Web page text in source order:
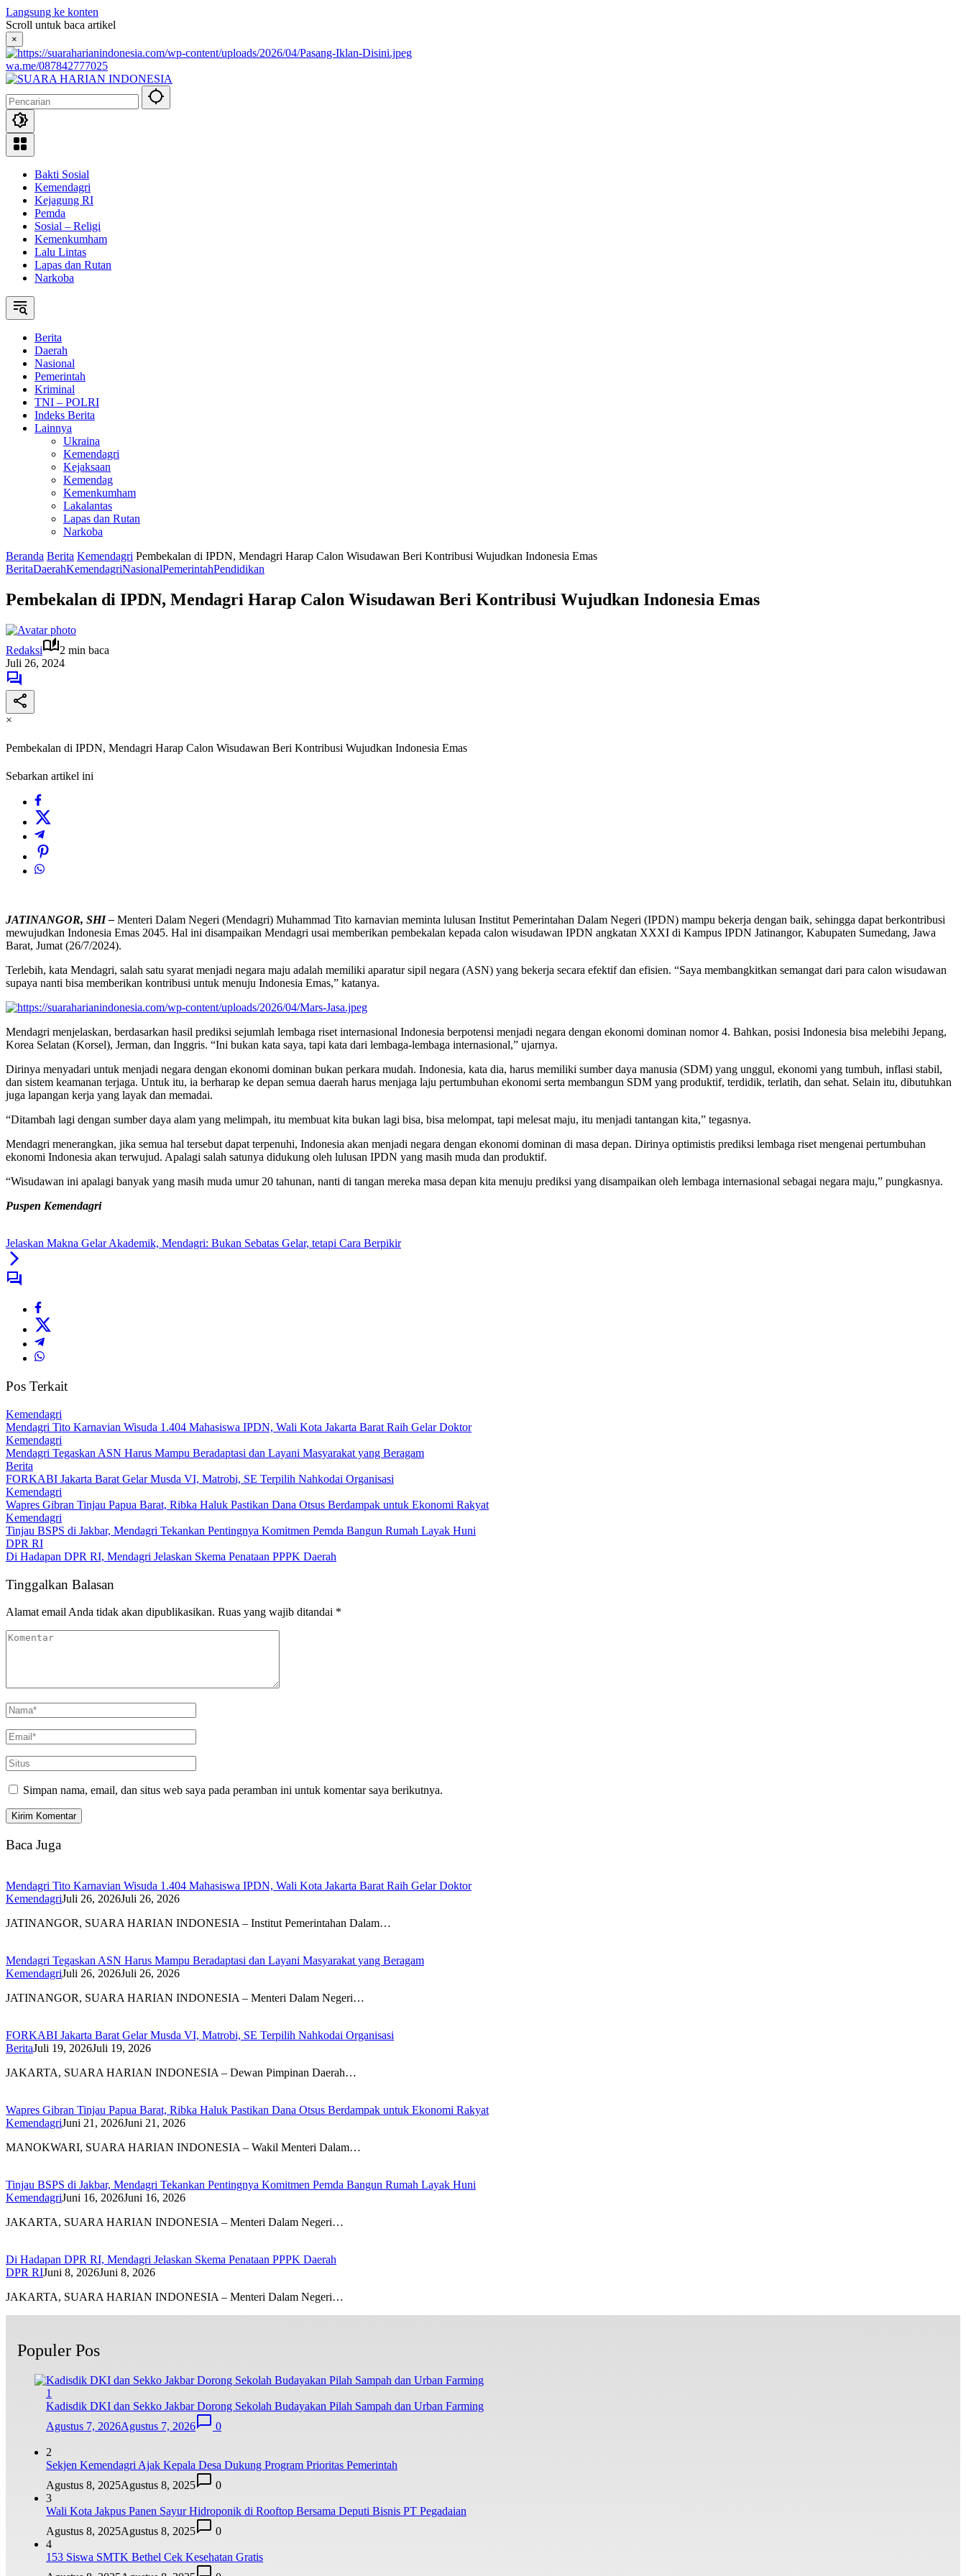
Langsung ke konten
Scroll untuk baca artikel
×
wa.me/087842777025
Bakti Sosial
Kemendagri
Kejagung RI
Pemda
Sosial – Religi
Kemenkumham
Lalu Lintas
Lapas dan Rutan
Narkoba
Berita
Daerah
Nasional
Pemerintah
Kriminal
TNI – POLRI
Indeks Berita
Lainnya
Ukraina
Kemendagri
Kejaksaan
Kemendag
Kemenkumham
Lakalantas
Lapas dan Rutan
Narkoba
Beranda Berita Kemendagri Pembekalan di IPDN, Mendagri Harap Calon Wisudawan Beri Kontribusi Wujudkan Indonesia Emas
BeritaDaerahKemendagriNasionalPemerintahPendidikan
Pembekalan di IPDN, Mendagri Harap Calon Wisudawan Beri Kontribusi Wujudkan Indonesia Emas
Redaksi
2 min baca
Juli 26, 2024
×
Pembekalan di IPDN, Mendagri Harap Calon Wisudawan Beri Kontribusi Wujudkan Indonesia Emas
Sebarkan artikel ini
JATINANGOR, SHI – Menteri Dalam Negeri (Mendagri) Muhammad Tito karnavian meminta lulusan Institut Pemerintahan Dalam Negeri (IPDN) mampu bekerja dengan baik, sehingga dapat berkontribusi
mewujudkan Indonesia Emas 2045. Hal ini disampaikan Mendagri usai memberikan pembekalan kepada calon wisudawan IPDN angkatan XXXI di Kampus IPDN Jatinangor, Kabupaten Sumedang, Jawa
Barat, Jumat (26/7/2024).
Terlebih, kata Mendagri, salah satu syarat menjadi negara maju adalah memiliki aparatur sipil negara (ASN) yang bekerja secara efektif dan efisien. “Saya membangkitkan semangat dari para calon wisudawan
supaya nanti bisa memberikan kontribusi untuk menuju Indonesia Emas,” katanya.
Mendagri menjelaskan, berdasarkan hasil prediksi sejumlah lembaga riset internasional Indonesia berpotensi menjadi negara dengan ekonomi dominan nomor 4. Bahkan, posisi Indonesia bisa melebihi Jepang,
Korea Selatan (Korsel), Jerman, dan Inggris. “Ini bukan kata saya, tapi kata dari lembaga-lembaga internasional,” ujarnya.
Dirinya menyadari untuk menjadi negara dengan ekonomi dominan bukan perkara mudah. Indonesia, kata dia, harus memiliki sumber daya manusia (SDM) yang unggul, ekonomi yang tumbuh, inflasi stabil,
dan sistem keamanan terjaga. Untuk itu, ia berharap ke depan semua daerah harus menjaga laju pertumbuhan ekonomi serta membangun SDM yang produktif, terdidik, terlatih, dan sehat. Selain itu, dibutuhkan
juga lapangan kerja yang layak dan memadai.
“Ditambah lagi dengan sumber daya alam yang melimpah, itu membuat kita bukan lagi bisa, bisa melompat, tapi melesat maju, itu menjadi tantangan kita,” tegasnya.
Mendagri menerangkan, jika semua hal tersebut dapat terpenuhi, Indonesia akan menjadi negara dengan ekonomi dominan di masa depan. Dirinya optimistis prediksi lembaga riset mengenai pertumbuhan
ekonomi Indonesia akan terwujud. Apalagi salah satunya didukung oleh lulusan IPDN yang masih muda dan produktif.
“Wisudawan ini apalagi banyak yang masih muda umur 20 tahunan, nanti di tangan mereka masa depan kita menuju prediksi yang disampaikan oleh lembaga internasional sebagai negara maju,” pungkasnya.
Puspen Kemendagri
Jelaskan Makna Gelar Akademik, Mendagri: Bukan Sebatas Gelar, tetapi Cara Berpikir
Pos Terkait
Kemendagri
Mendagri Tito Karnavian Wisuda 1.404 Mahasiswa IPDN, Wali Kota Jakarta Barat Raih Gelar Doktor
Kemendagri
Mendagri Tegaskan ASN Harus Mampu Beradaptasi dan Layani Masyarakat yang Beragam
Berita
FORKABI Jakarta Barat Gelar Musda VI, Matrobi, SE Terpilih Nahkodai Organisasi
Kemendagri
Wapres Gibran Tinjau Papua Barat, Ribka Haluk Pastikan Dana Otsus Berdampak untuk Ekonomi Rakyat
Kemendagri
Tinjau BSPS di Jakbar, Mendagri Tekankan Pentingnya Komitmen Pemda Bangun Rumah Layak Huni
DPR RI
Di Hadapan DPR RI, Mendagri Jelaskan Skema Penataan PPPK Daerah
Tinggalkan Balasan
Alamat email Anda tidak akan dipublikasikan. Ruas yang wajib ditandai *
Simpan nama, email, dan situs web saya pada peramban ini untuk komentar saya berikutnya.
Baca Juga
Mendagri Tito Karnavian Wisuda 1.404 Mahasiswa IPDN, Wali Kota Jakarta Barat Raih Gelar Doktor
KemendagriJuli 26, 2026Juli 26, 2026
JATINANGOR, SUARA HARIAN INDONESIA – Institut Pemerintahan Dalam…
Mendagri Tegaskan ASN Harus Mampu Beradaptasi dan Layani Masyarakat yang Beragam
KemendagriJuli 26, 2026Juli 26, 2026
JATINANGOR, SUARA HARIAN INDONESIA – Menteri Dalam Negeri…
FORKABI Jakarta Barat Gelar Musda VI, Matrobi, SE Terpilih Nahkodai Organisasi
BeritaJuli 19, 2026Juli 19, 2026
JAKARTA, SUARA HARIAN INDONESIA – Dewan Pimpinan Daerah…
Wapres Gibran Tinjau Papua Barat, Ribka Haluk Pastikan Dana Otsus Berdampak untuk Ekonomi Rakyat
KemendagriJuni 21, 2026Juni 21, 2026
MANOKWARI, SUARA HARIAN INDONESIA – Wakil Menteri Dalam…
Tinjau BSPS di Jakbar, Mendagri Tekankan Pentingnya Komitmen Pemda Bangun Rumah Layak Huni
KemendagriJuni 16, 2026Juni 16, 2026
JAKARTA, SUARA HARIAN INDONESIA – Menteri Dalam Negeri…
Di Hadapan DPR RI, Mendagri Jelaskan Skema Penataan PPPK Daerah
DPR RIJuni 8, 2026Juni 8, 2026
JAKARTA, SUARA HARIAN INDONESIA – Menteri Dalam Negeri…
Populer Pos
1
Kadisdik DKI dan Sekko Jakbar Dorong Sekolah Budayakan Pilah Sampah dan Urban Farming
Agustus 7, 2026Agustus 7, 2026 0
2
Sekjen Kemendagri Ajak Kepala Desa Dukung Program Prioritas Pemerintah
Agustus 8, 2025Agustus 8, 2025
0
3
Wali Kota Jakpus Panen Sayur Hidroponik di Rooftop Bersama Deputi Bisnis PT Pegadaian
Agustus 8, 2025Agustus 8, 2025
0
4
153 Siswa SMTK Bethel Cek Kesehatan Gratis